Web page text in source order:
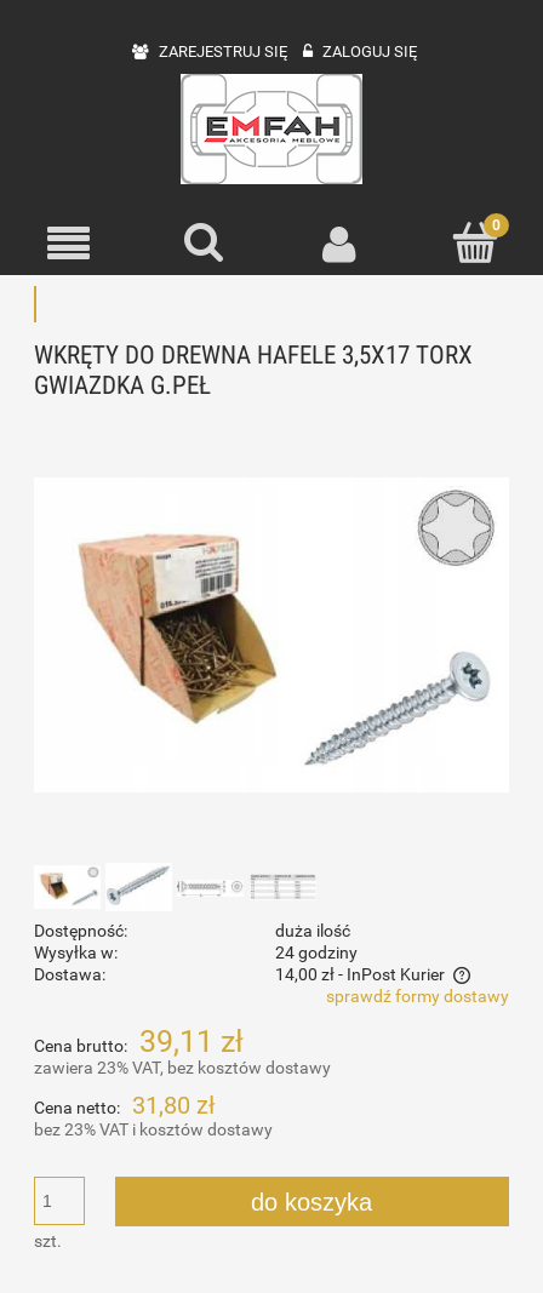
ZAREJESTRUJ SIĘ ZALOGUJ SIĘ
WKRĘTY DO DREWNA HAFELE 3,5X17 TORX
GWIAZDKA G.PEŁ
Dostępność:
duża ilość
Wysyłka w:
24 godziny
Dostawa:
14,00 zł- InPost Kurier
Cena nie zawiera ewentualnych kosztów płatnościsprawdź formy dostawy
Cena brutto: 39,11 zł
zawiera 23% VAT, bez kosztów dostawy
Cena netto: 31,80 zł
bez 23% VAT i kosztów dostawy
szt.
do koszyka